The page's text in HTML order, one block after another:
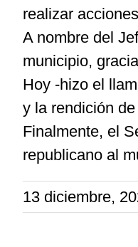
realizar
A nombre del
municipio,
Hoy -hizo el
y la rendición
Finalmente, el
republicano al
13 diciembre,